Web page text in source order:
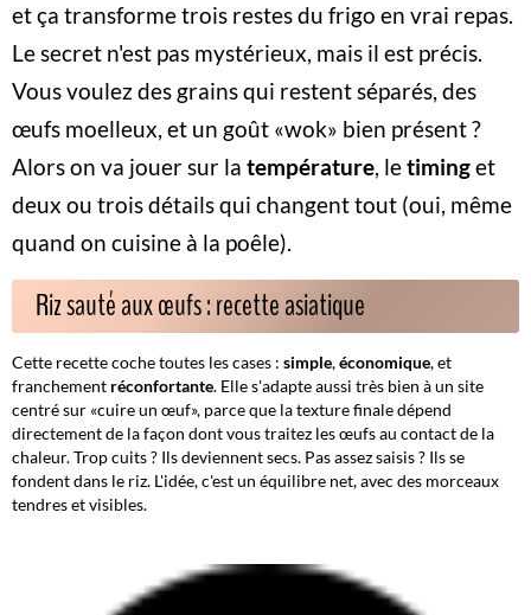
et ça transforme trois restes du frigo en vrai repas.
Le secret n'est pas mystérieux, mais il est précis.
Vous voulez des grains qui restent séparés, des
œufs moelleux, et un goût «wok» bien présent ?
Alors on va jouer sur la température, letiminget
deux ou trois détails qui changent tout (oui, même
quand on cuisine à la poêle).
Riz sauté aux œufs : recette asiatique
Cette recette coche toutes les cases : simple,économique, et
franchement réconfortante. Elle s'adapte aussi très bien à un site
centré sur «cuire un œuf», parce que la texture finale dépend
directement de la façon dont vous traitez les œufs au contact de la
chaleur. Trop cuits ? Ils deviennent secs. Pas assez saisis ? Ils se
fondent dans le riz. L'idée, c'est un équilibre net, avec des morceaux
tendres et visibles.